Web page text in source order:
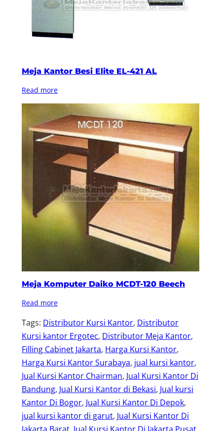
Meja Kantor Besi Elite EL-421 AL
Read more
Meja Komputer Daiko MCDT-120 Beech
Read more
Tags: Distributor Kursi Kantor, Distributor
Kursi kantor Ergotec, Distributor Meja Kantor
Filling Cabinet Jakarta, Harga Kursi Kantor
Harga Kursi Kantor Surabaya, jual kursi kantor
Jual Kursi Kantor Chairman, Jual Kursi Kantor Di
Bandung, Jual Kursi Kantor di Bekasi, Jual kursi
Kantor Di Bogor, Jual Kursi Kantor Di Depok
jual kursi kantor di garut, Jual Kursi Kantor Di
Jakarta Barat Jual Kursi Kantor Di Jakarta Pusat